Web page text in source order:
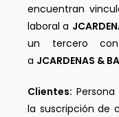
encuentran
laboral a
un tercero
a JCARDENAS &
Clientes:
la suscripción de